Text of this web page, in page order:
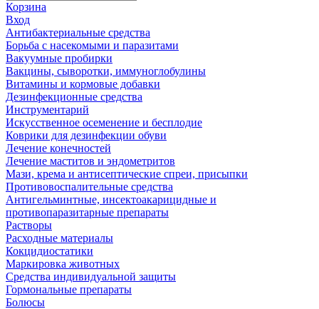
Корзина
Вход
Антибактериальные средства
Борьба с насекомыми и паразитами
Вакуумные пробирки
Вакцины, сыворотки, иммуноглобулины
Витамины и кормовые добавки
Дезинфекционные средства
Инструментарий
Искусственное осеменение и бесплодие
Коврики для дезинфекции обуви
Лечение конечностей
Лечение маститов и эндометритов
Мази, крема и антисептические спреи, присыпки
Противовоспалительные средства
Антигельминтные, инсектоакарицидные и
противопаразитарные препараты
Растворы
Расходные материалы
Кокцидиостатики
Маркировка животных
Средства индивидуальной защиты
Гормональные препараты
Болюсы